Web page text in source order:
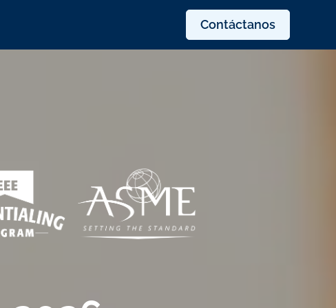
Contáctanos